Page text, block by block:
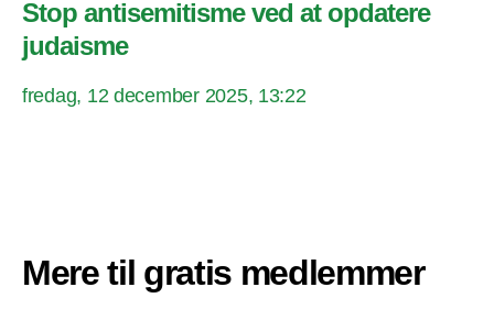
Stop antisemitisme ved at opdatere
judaisme
fredag, 12 december 2025, 13:22
Mere til gratis medlemmer